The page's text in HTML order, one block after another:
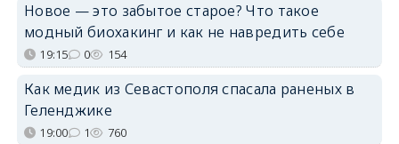
Новое — это забытое старое? Что такое
модный биохакинг и как не навредить себе
19:15 0 154
Как медик из Севастополя спасала раненых в
Геленджике
19:00 1 760